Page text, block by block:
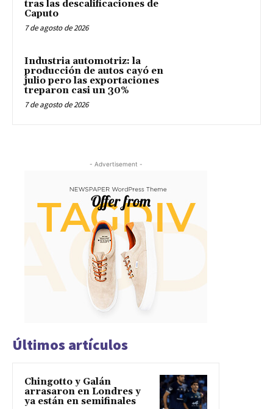
tras las descalificaciones de
Caputo
7 de agosto de 2026
Industria automotriz: la
producción de autos cayó en
julio pero las exportaciones
treparon casi un 30%
7 de agosto de 2026
- Advertisement -
Últimos artículos
Chingotto y Galán
arrasaron en Londres y
ya están en semifinales